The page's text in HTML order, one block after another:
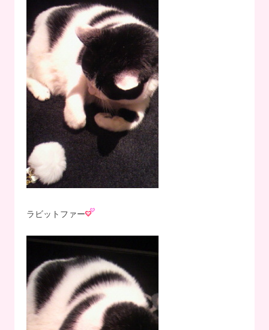
ラビットファー